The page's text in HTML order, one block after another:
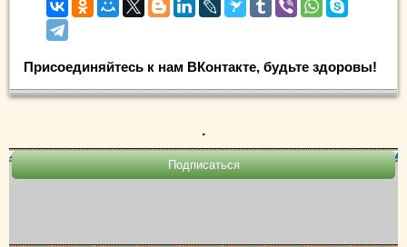
Присоединяйтесь к нам ВКонтакте, будьте здоровы!
.